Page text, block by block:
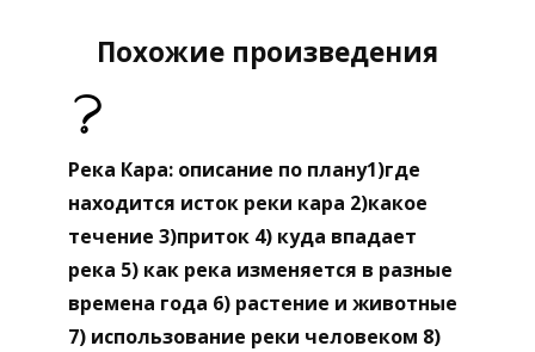
Похожие произведения
Река Кара: описание по плану1)где
находится исток реки кара 2)какое
течение 3)приток 4) куда впадает
река 5) как река изменяется в разные
времена года 6) растение и животные
7) использование реки человеком 8)